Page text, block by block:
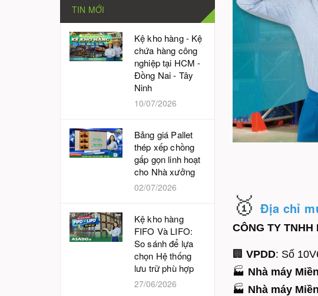
🥇Địa chỉ
CÔNG TY TNHH
🏢 VPDD: Số
🏭 Nhà máy
🏭 Nhà máy
TIN MỚI
Kệ kho hàng - Kệ
chứa hàng công
nghiệp tại HCM -
Đồng Nai - Tây
Ninh
10/07/2026
Bảng giá Pallet
thép xếp chồng
gấp gọn linh hoạt
cho Nhà xưởng
02/07/2026
Kệ kho hàng
FIFO Và LIFO:
So sánh để lựa
chọn Hệ thống
lưu trữ phù hợp
27/06/2026